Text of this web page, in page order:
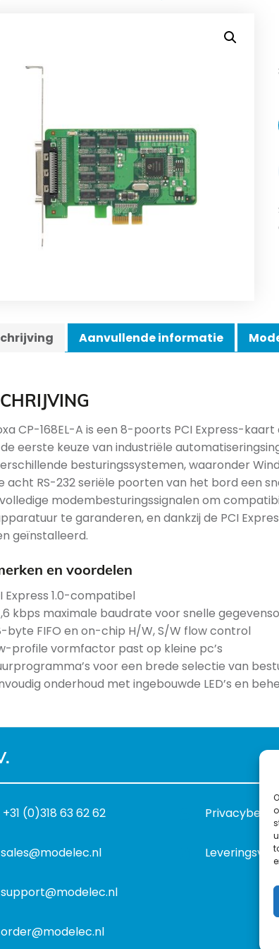
Aanvullende informatie
CP-168EL-A is een 8-poorts PCI Express-
de eerste keuze van industriële
besturingssystemen, waaronder
acht RS-232 seriële poorten van het bord een
modembesturingssignalen om
te garanderen, en dankzij de PCI
geïnstalleerd.
en voordelen
Express 1.0-compatibel
kbps maximale baudrate voor snelle
byte FIFO en on-chip H/W, S/W flow control
profile vormfactor past op kleine pc’s
voor een brede selectie van
onderhoud met ingebouwde LED’s en
+31 (0)318 63 62 62
sales@modelec.nl
support@modelec.nl
order@modelec.nl